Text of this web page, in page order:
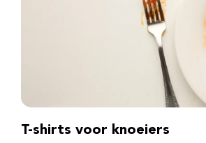
T-shirts voor knoeiers